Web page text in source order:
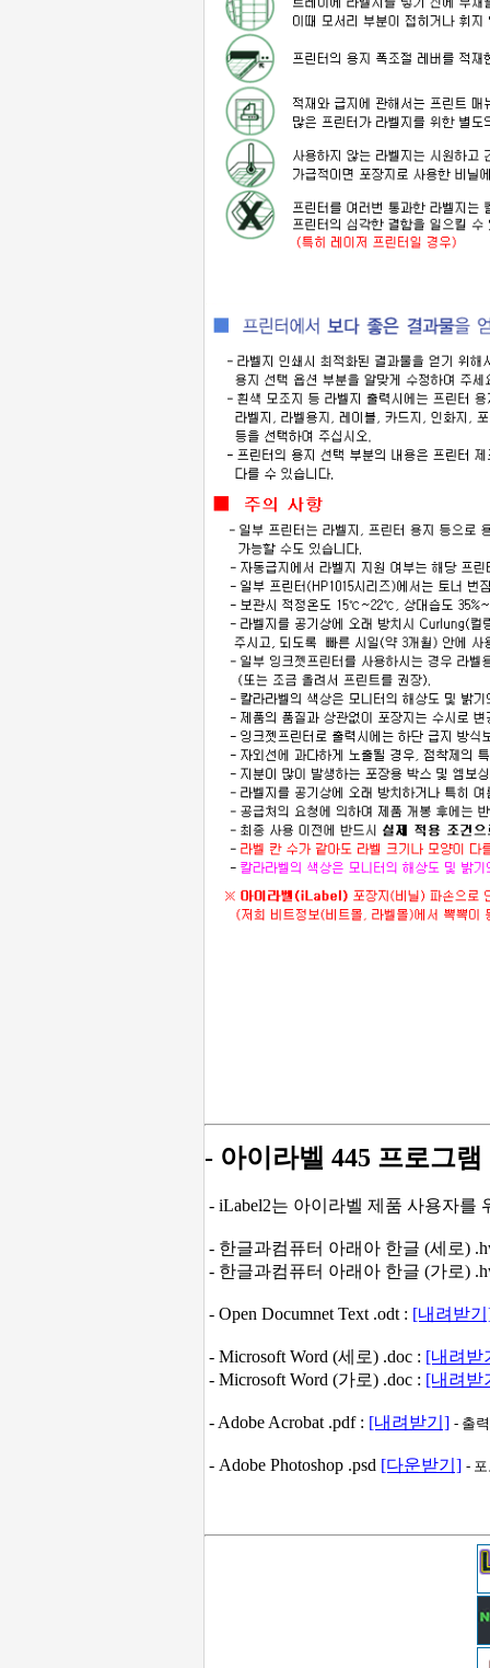
- 아이라벨 445 프로그
- iLabel2는 아이라벨 제품 사용자
- 한글과컴퓨터 아래아 한글 (세로)
- 한글과컴퓨터 아래아 한글 (가로)
- Open Documnet Text .odt : [내려받
- Microsoft Word (세로) .doc : [내려받
- Microsoft Word (가로) .doc : [내려받
- Adobe Acrobat .pdf : [내려받기] - 출
- Adobe Photoshop .psd [다운받기] -